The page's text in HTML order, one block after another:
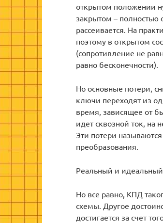
открытом положении
закрытом – полностью
рассеивается. На
поэтому в открытом
(сопротивление не
равно бесконечности).
Но основные потери,
ключи переходят из
время, зависящее от
идет сквозной ток, на
Эти потери
преобразования.
Реальный и
Но все равно, КПД
схемы. Другое
достигается за счет